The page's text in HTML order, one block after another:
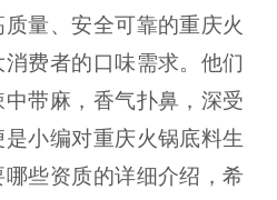
量、安全可靠的重庆火
费者的口味需求。他们
带麻，香气扑鼻，深受
小编对重庆火锅底料生
些资质的详细介绍，希